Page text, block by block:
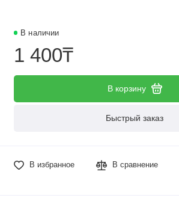
В наличии
1 400₸
В корзину
Быстрый заказ
В избранное В сравнение